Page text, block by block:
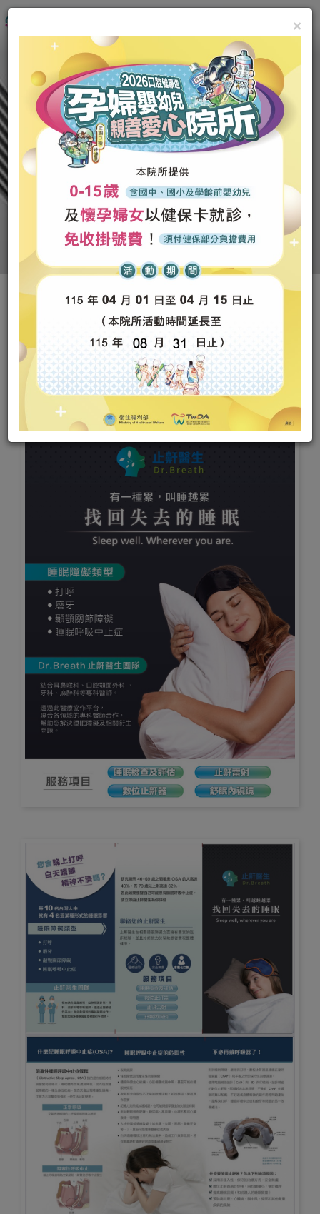
最新消息
診所介紹
醫師團隊
診療項目
先進設備
診所環境
案例分享
優質專業口腔保健照護
3D立體微創植牙的專家
顯微根管治療的轉診中心
數位止鼾牙套
首頁 診療項目
數位止鼾牙套
數位止鼾牙套
×